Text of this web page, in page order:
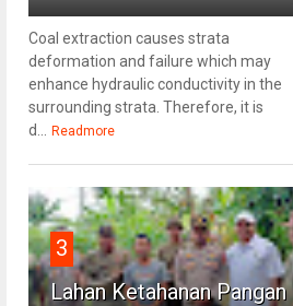
Coal extraction causes strata
deformation and failure which may
enhance hydraulic conductivity in the
surrounding strata. Therefore, it is
d...
Readmore
3
Lahan Ketahanan Pangan